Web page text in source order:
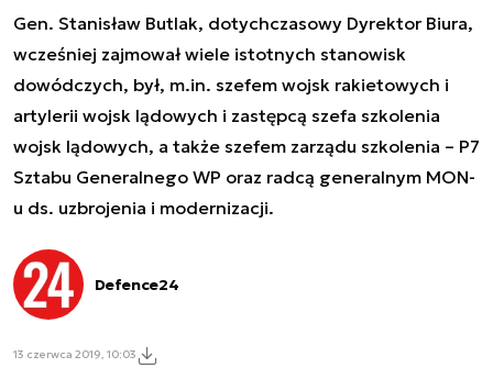
Gen. Stanisław Butlak, dotychczasowy Dyrektor Biura,
wcześniej zajmował wiele istotnych stanowisk
dowódczych, był, m.in. szefem wojsk rakietowych i
artylerii wojsk lądowych i zastępcą szefa szkolenia
wojsk lądowych, a także szefem zarządu szkolenia – P7
Sztabu Generalnego WP oraz radcą generalnym MON-
u ds. uzbrojenia i modernizacji.
Defence24
13 czerwca 2019, 10:03